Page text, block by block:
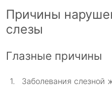
Причины
слезы
Глазные причины
Заболевания слезной